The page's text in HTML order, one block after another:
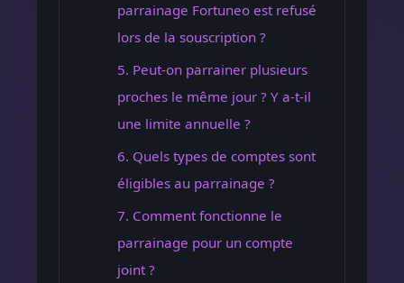
parrainage Fortuneo est refusé
lors de la souscription ?
5. Peut-on parrainer plusieurs
proches le même jour ? Y a-t-il
une limite annuelle ?
6. Quels types de comptes sont
éligibles au parrainage ?
7. Comment fonctionne le
parrainage pour un compte
joint ?